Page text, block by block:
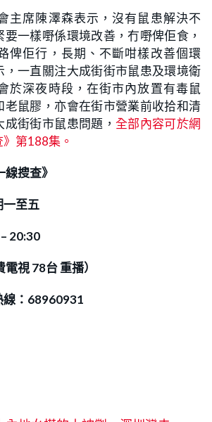
主席陳澤森表示，沒有鼠患解決不
一樣嘢係環境改善，冇嘢俾佢食，
俾佢行，長期、不斷咁樣改善個環
，一直關注大成街街市鼠患及環境衛
於深夜時段，在街市內放置有毒鼠
老鼠膠，亦會在街市營業前收拾和清
街街市鼠患問題， 全部內容可於網
》第188集。
搜查》
至五
20:30
電視 78台 重播）
：68960931